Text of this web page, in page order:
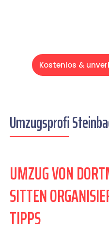
Kostenlos &
Umzugsprofi
UMZUG VON
SITTEN
TIPPS